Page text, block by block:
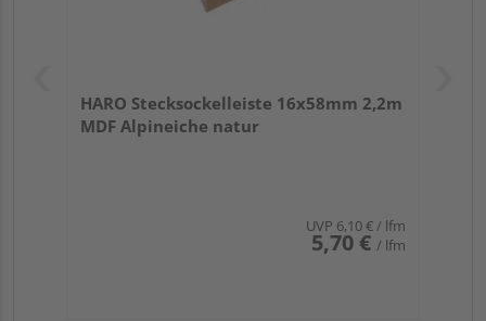
HARO Stecksockelleiste 16x58mm 2,2m
MDF Alpineiche natur
UVP 6,10 €/ lfm
5,70 € / lfm